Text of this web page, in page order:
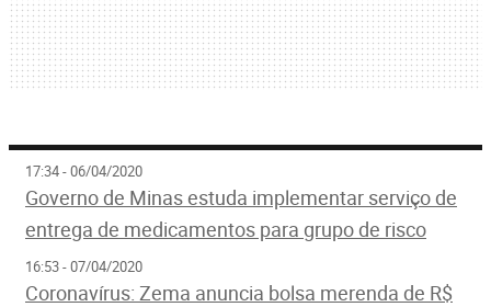
17:34 - 06/04/2020
Governo de Minas estuda implementar serviço de
entrega de medicamentos para grupo de risco
16:53 - 07/04/2020
Coronavírus: Zema anuncia bolsa merenda de R$